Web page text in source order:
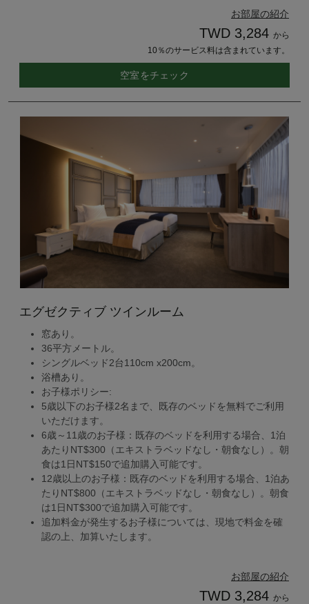
お部屋の紹介
TWD 3,284 から
10％のサービス料は含まれています。
空室をチェック
エグゼクティブ ツインルーム
窓あり。
36平方メートル。
シングルベッド2台110cm x200cm。
浴槽あり。
お子様ポリシー:
5歳以下のお子様2名まで、既存のベッドを無料でご利用
いただけます。
6歳～11歳のお子様：既存のベッドを利用する場合、1泊
あたりNT$300（エキストラベッドなし・朝食なし）。朝
食は1日NT$150で追加購入可能です。
12歳以上のお子様：既存のベッドを利用する場合、1泊あ
たりNT$800（エキストラベッドなし・朝食なし）。朝食
は1日NT$300で追加購入可能です。
追加料金が発生するお子様については、現地で料金を確
認の上、加算いたします。
お部屋の紹介
TWD 3,284 から